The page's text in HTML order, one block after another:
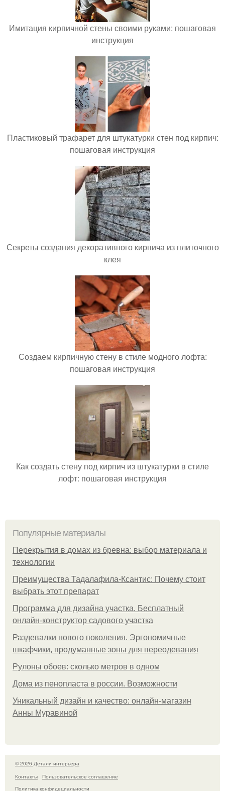
Имитация кирпичной стены своими руками: пошаговая
инструкция
Пластиковый трафарет для штукатурки стен под кирпич:
пошаговая инструкция
Секреты создания декоративного кирпича из плиточного
клея
Создаем кирпичную стену в стиле модного лофта:
пошаговая инструкция
Как создать стену под кирпич из штукатурки в стиле
лофт: пошаговая инструкция
Популярные материалы
Перекрытия в домах из бревна: выбор материала и
технологии
Преимущества Тадалафила-Ксантис: Почему стоит
выбрать этот препарат
Программа для дизайна участка. Бесплатный
онлайн-конструктор садового участка
Раздевалки нового поколения. Эргономичные
шкафчики, продуманные зоны для переодевания
Рулоны обоев: сколько метров в одном
Дома из пенопласта в россии. Возможности
Уникальный дизайн и качество: онлайн-магазин
Анны Муравиной
© 2026 Детали интерьера
Контакты
Пользовательское соглашение
Политика конфидециальности